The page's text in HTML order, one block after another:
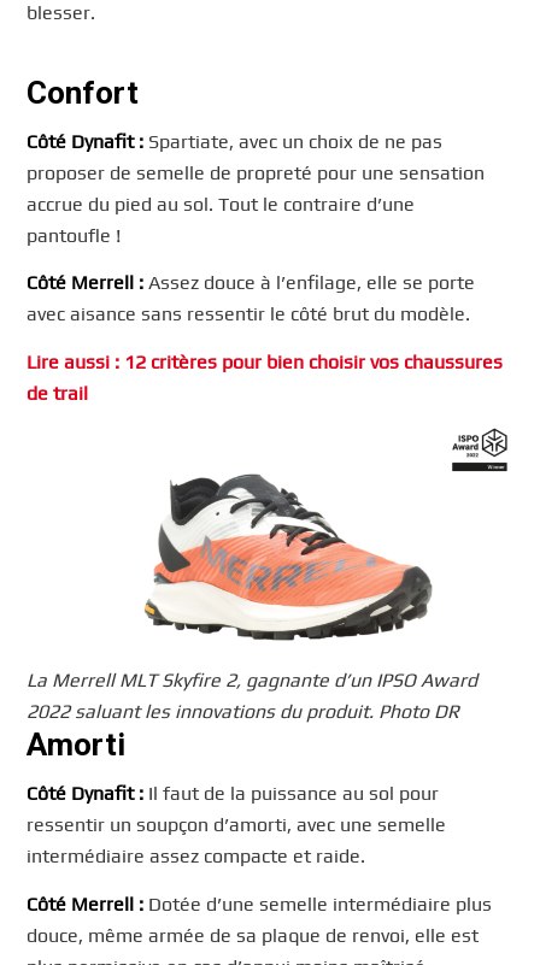
blesser.
Confort
Côté Dynafit : Spartiate, avec un choix de ne pas
proposer de semelle de propreté pour une sensation
accrue du pied au sol. Tout le contraire d’une
pantoufle !
Côté Merrell :Assez douce à l’enfilage, elle se porte
avec aisance sans ressentir le côté brut du modèle.
Lire aussi : 12 critères pour bien choisir vos chaussures
de trail
La Merrell MLT Skyfire 2, gagnante d’un IPSO Award
2022 saluant les innovations du produit. Photo DR
Amorti
Côté Dynafit : Il faut de la puissance au sol pour
ressentir un soupçon d’amorti, avec une semelle
intermédiaire assez compacte et raide.
Côté Merrell : Dotée d’une semelle intermédiaire plus
douce, même armée de sa plaque de renvoi, elle est